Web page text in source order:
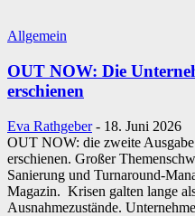
Allgemein
OUT NOW: Die
erschienen
Eva Rathgeber - 18. Juni 2026
OUT NOW: die zweite
erschienen. Großer
Sanierung und Turnaround-
Magazin. Krisen galten lange
Ausnahmezustände.